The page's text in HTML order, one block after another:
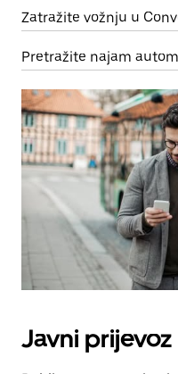
Zatražite vožnju u
Pretražite najam
Javni prijevoz